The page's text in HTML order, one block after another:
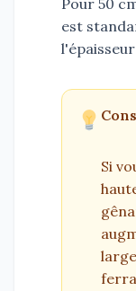
Pour 50
est
Si